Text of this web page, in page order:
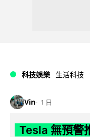
科技娛樂 生活科技
Vin 1 日
Tesla 無預警